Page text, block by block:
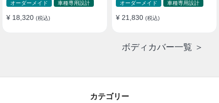
オーダーメイド 車種専用設計
¥ 18,320 (税込)
オーダーメイド 車種専用設計
¥ 21,830 (税込)
ボディカバー一覧 ＞
カテゴリー